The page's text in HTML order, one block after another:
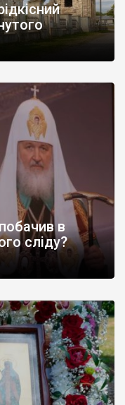
в
сліду?